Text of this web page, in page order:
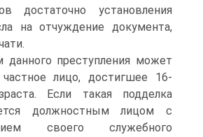
достаточно установления
на отчуждение документа,
данного преступления может
лицо, достигшее 16-
Если такая подделка
должностным лицом с
своего служебного